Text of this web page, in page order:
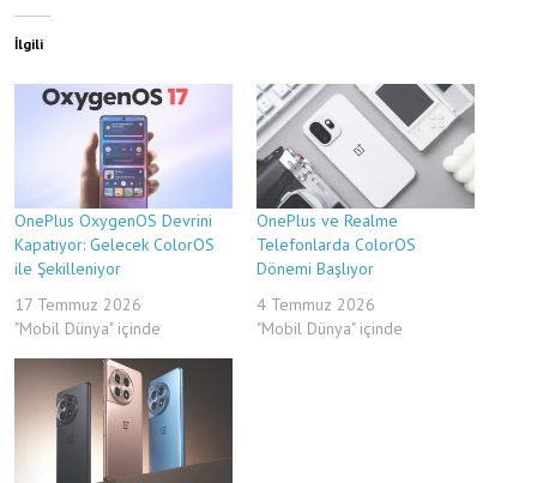
İlgili
OnePlus OxygenOS Devrini
Kapatıyor: Gelecek ColorOS
ile Şekilleniyor
17 Temmuz 2026
"Mobil Dünya" içinde
OnePlus ve Realme
Telefonlarda ColorOS
Dönemi Başlıyor
4 Temmuz 2026
"Mobil Dünya" içinde